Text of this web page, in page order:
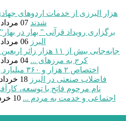
شدند 07 مرداد 1405 - 29 ژوئیه 2026
برگزاری رویداد قرآنی ” بهار در
البرز 06 مرداد 1405 - 28 ژوئیه 2026
جابه‌جایی بیش از ۱۱ هزار
کرج به مرزهای ... 04 مرداد 1405 - 26 ژوئیه 2026
اختصاص ۲
فاضلاب صنعتی در البرز 18 خرداد 1405 - 08 ژوئن 2026
نام مرحوم فاتح با توسعه،
اجتماعی و خدمت به مردم ... 10 خرداد 1405 - 31 مه 2026